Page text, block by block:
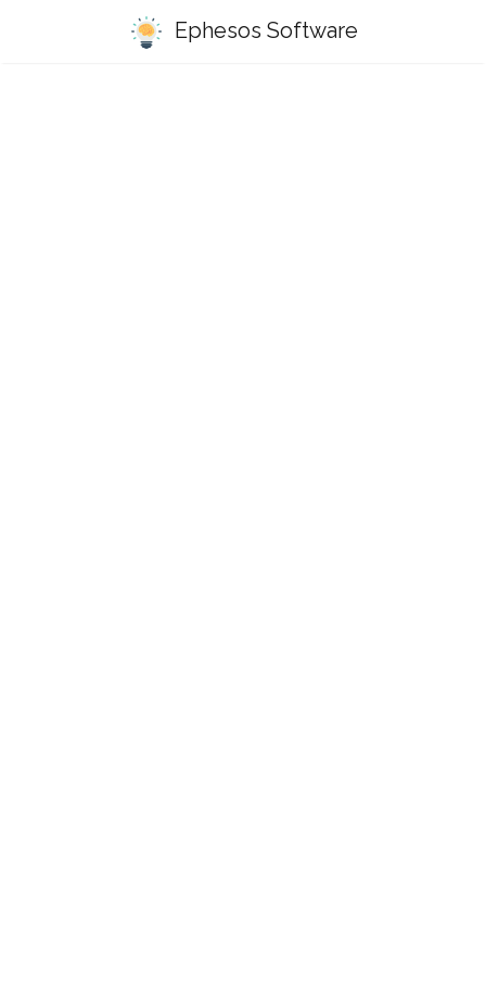
Ephesos Software